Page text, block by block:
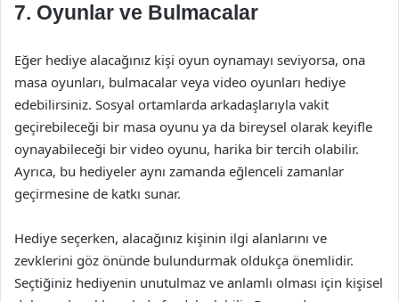
7. Oyunlar ve Bulmacalar
Eğer hediye alacağınız kişi oyun oynamayı seviyorsa, ona
masa oyunları, bulmacalar veya video oyunları hediye
edebilirsiniz. Sosyal ortamlarda arkadaşlarıyla vakit
geçirebileceği bir masa oyunu ya da bireysel olarak keyifle
oynayabileceği bir video oyunu, harika bir tercih olabilir.
Ayrıca, bu hediyeler aynı zamanda eğlenceli zamanlar
geçirmesine de katkı sunar.
Hediye seçerken, alacağınız kişinin ilgi alanlarını ve
zevklerini göz önünde bulundurmak oldukça önemlidir.
Seçtiğiniz hediyenin unutulmaz ve anlamlı olması için kişisel